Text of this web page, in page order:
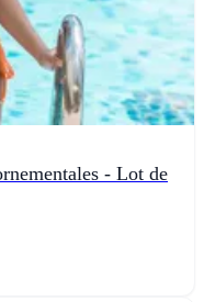
- Lot de